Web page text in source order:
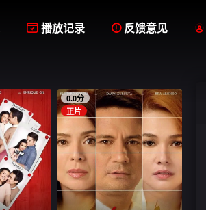
 播放记录  反馈意见 
0.0分
正片